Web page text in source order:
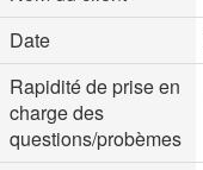
Date
Rapidité de prise en
charge des
questions/probèmes